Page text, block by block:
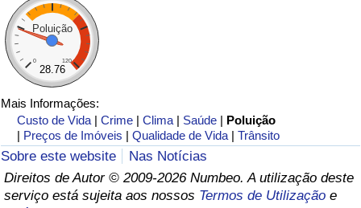
Poluição
0 120
28.76
Mais Informações:
Custo de Vida |Crime |Clima | Saúde | Poluição
| Preços de Imóveis |Qualidade de Vida |Trânsito
Sobre este website
Nas Notícias
Direitos de Autor © 2009-2026 Numbeo. A utilização deste
serviço está sujeita aos nossos Termos de Utilização e